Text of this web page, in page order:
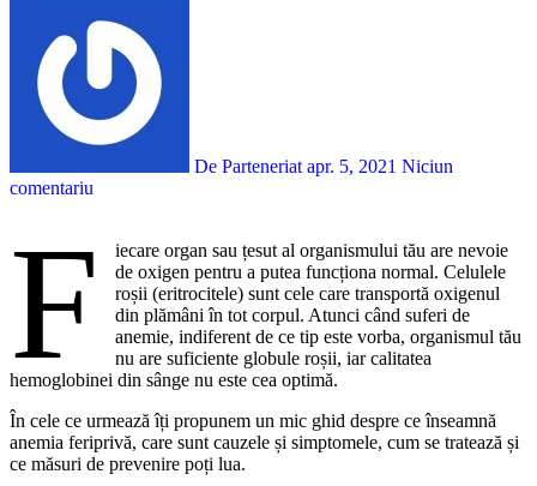
De Parteneriat apr. 5, 2021 Niciun
comentariu
F
iecare organ sau țesut al organismului tău are nevoie
de oxigen pentru a putea funcționa normal. Celulele
roșii (eritrocitele) sunt cele care transportă oxigenul
din plămâni în tot corpul. Atunci când suferi de
anemie, indiferent de ce tip este vorba, organismul tău
nu are suficiente globule roșii, iar calitatea
hemoglobinei din sânge nu este cea optimă.
În cele ce urmează îți propunem un mic ghid despre ce înseamnă
anemia feriprivă, care sunt cauzele și simptomele, cum se tratează și
ce măsuri de prevenire poți lua.